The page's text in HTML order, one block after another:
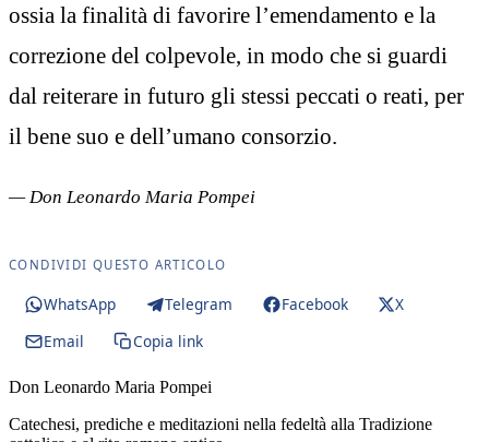
ossia la finalità di favorire l’emendamento e la
correzione del colpevole, in modo che si guardi
dal reiterare in futuro gli stessi peccati o reati, per
il bene suo e dell’umano consorzio.
— Don Leonardo Maria Pompei
CONDIVIDI QUESTO ARTICOLO
WhatsApp Telegram Facebook
X
Email
Copia link
Don Leonardo Maria Pompei
Catechesi, prediche e meditazioni nella fedeltà alla Tradizione